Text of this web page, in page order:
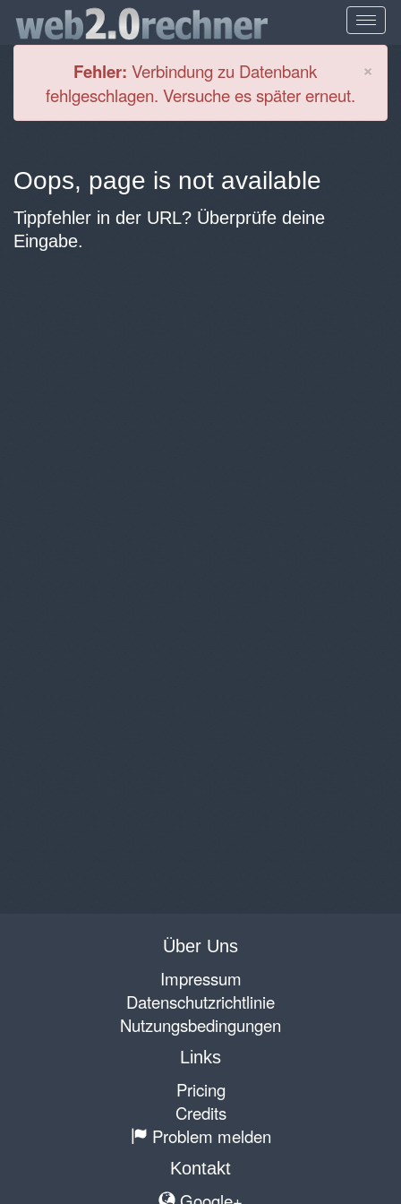
×
Fehler: Verbindung zu Datenbank
fehlgeschlagen. Versuche es später erneut.
Oops, page is not available
Tippfehler in der URL? Überprüfe deine
Eingabe.
Über Uns
Impressum
Datenschutzrichtlinie
Nutzungsbedingungen
Links
Pricing
Credits
Problem melden
Kontakt